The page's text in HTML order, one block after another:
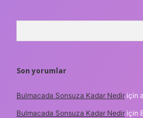
Son yorumlar
Bulmacada Sonsuza Kadar Nedir için
Bulmacada Sonsuza Kadar Nedir için